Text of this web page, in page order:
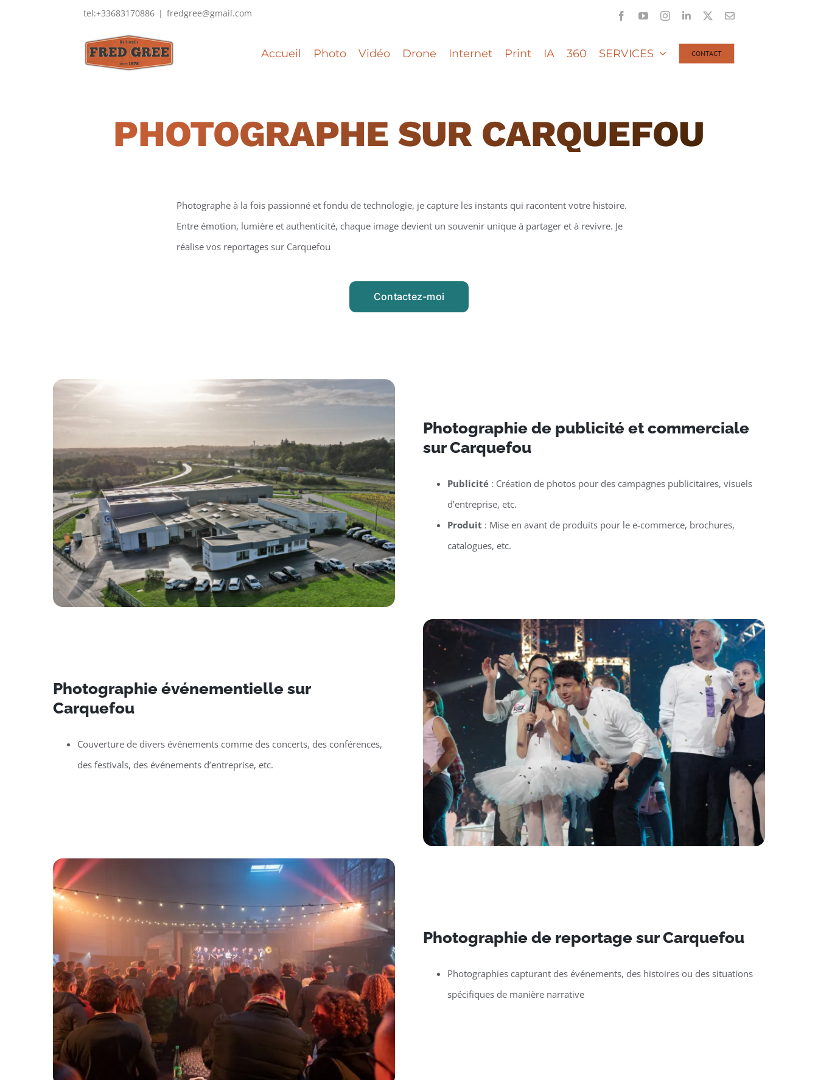
tel:+33683170886 | fredgree@gmail.com FacebookYouTubeInstagramLinkedIn Email
Accueil Photo Vidéo Drone Internet Print IA 360 SERVICES CONTACT
PHOTOGRAPHE SUR CARQUEFOU
Photographe à la fois passionné et fondu de technologie, je capture les instants qui racontent votre histoire.
Entre émotion, lumière et authenticité, chaque image devient un souvenir unique à partager et à revivre. Je
réalise vos reportages sur Carquefou
Contactez-moi
Photographie de publicité et commerciale
sur Carquefou
Publicité : Création de photos pour des campagnes publicitaires, visuels
d’entreprise, etc.
Produit : Mise en avant de produits pour le e-commerce, brochures,
catalogues, etc.
Photographie événementielle sur
Carquefou
Couverture de divers événements comme des concerts, des conférences,
des festivals, des événements d’entreprise, etc.
Photographie de reportage sur Carquefou
Photographies capturant des événements, des histoires ou des situations
spécifiques de manière narrative